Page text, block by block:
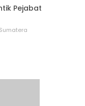
Pejabat
Sumatera